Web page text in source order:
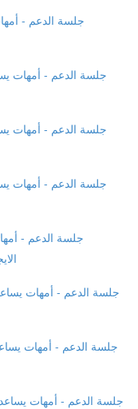
جلسة الدعم -
جلسة الدعم - أمهات
جلسة الدعم - أمهات
جلسة الدعم - أمهات
جلسة الدعم -
جلسة الدعم - أمهات
جلسة الدعم - أمهات
جلسة الدعم - أمهات يساعدن